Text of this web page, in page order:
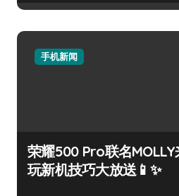
手机新闻
荣耀500 Pro联名
玩新机技巧大放送📱✨